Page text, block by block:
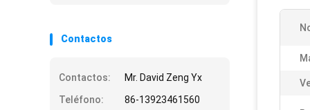
Contactos
Contactos:
Mr. David Zeng Yx
Teléfono:
86-13923461560